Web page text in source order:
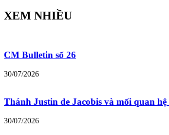
XEM NHIỀU
CM Bulletin số 26
30/07/2026
Thánh Justin de Jacobis và mối quan
30/07/2026